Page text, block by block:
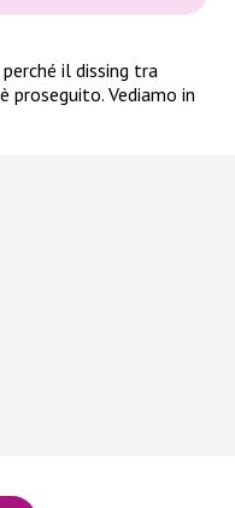
il dissing tra
è proseguito. Vediamo in